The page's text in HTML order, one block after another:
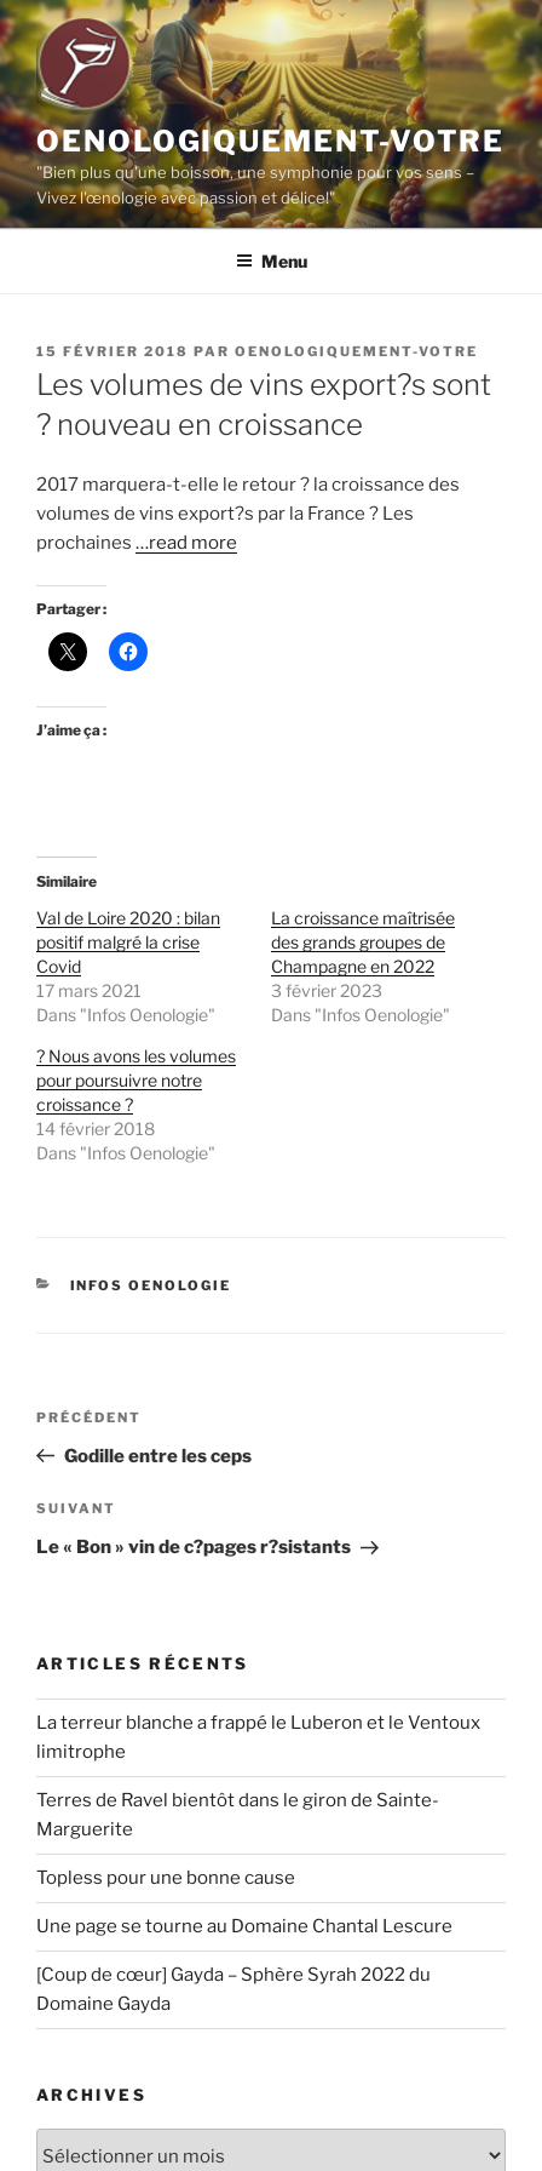
Aller
au
contenu
principal
OENOLOGIQUEMENT-VOTRE
"Bien plus qu'une boisson, une symphonie pour vos sens –
Vivez l'œnologie avec passion et délice!"
Menu
PUBLIÉ
LE
15 FÉVRIER 2018 PAR OENOLOGIQUEMENT-VOTRE
Les volumes de vins export?s sont
? nouveau en croissance
2017 marquera-t-elle le retour ? la croissance des
volumes de vins export?s par la France ? Les
prochaines …read more
Partager :
J’aime ça :
Similaire
Val de Loire 2020 : bilan
positif malgré la crise
Covid
17 mars 2021
Dans "Infos Oenologie"
La croissance maîtrisée
des grands groupes de
Champagne en 2022
3 février 2023
Dans "Infos Oenologie"
? Nous avons les volumes
pour poursuivre notre
croissance ?
14 février 2018
Dans "Infos Oenologie"
CATÉGORIES
INFOS OENOLOGIE
Navigation
l’article
Article
précédent
PRÉCÉDENT
Godille entre les ceps
Article
suivant
SUIVANT
Le « Bon » vin de c?pages r?sistants
ARTICLES RÉCENTS
La terreur blanche a frappé le Luberon et le Ventoux
limitrophe
Terres de Ravel bientôt dans le giron de Sainte-
Marguerite
Topless pour une bonne cause
Une page se tourne au Domaine Chantal Lescure
[Coup de cœur] Gayda – Sphère Syrah 2022 du
Domaine Gayda
ARCHIVES